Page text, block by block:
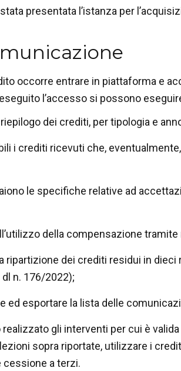
presentata l’istanza per
occorre entrare in piattaforma e
eseguito l’accesso si possono
dei crediti, per tipologia e
i crediti ricevuti che,
le specifiche relative ad
della compensazione tramite
ripartizione dei crediti residui in dieci
dl n. 176/2022);
ed esportare la lista delle
gli interventi per cui è
sopra riportate, utilizzare i
cessione a terzi.